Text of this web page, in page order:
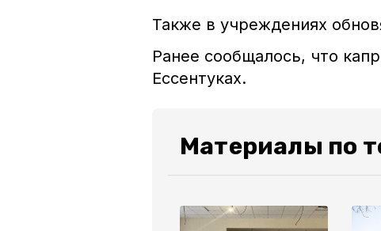
Также в учреждениях
Ранее сообщалось, что
Ессентуках.
Материалы по